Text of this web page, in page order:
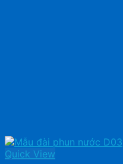
Quick View